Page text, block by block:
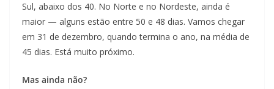
Sul, abaixo dos 40. No Norte e no Nordeste, ainda é
maior — alguns estão entre 50 e 48 dias. Vamos chegar
em 31 de dezembro, quando termina o ano, na média de
45 dias. Está muito próximo.
Mas ainda não?